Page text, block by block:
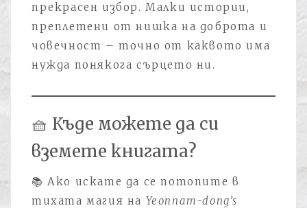
прекрасен избор. Малки истории,
преплетени от нишка на доброта и
човечност – точно от каквото има
нужда понякога сърцето ни.
🧺 Къде можете да си
вземете книгата?
📚 Ако искате да се потопите в
тихата магия на Yeonnam-dong’s